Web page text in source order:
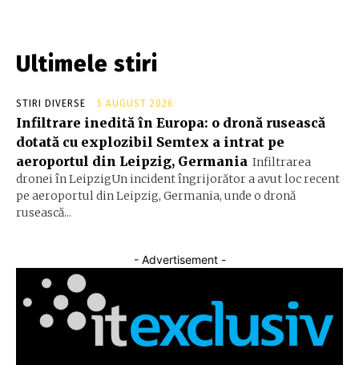
Ultimele stiri
STIRI DIVERSE 5 AUGUST 2026
Infiltrare inedită în Europa: o dronă rusească
dotată cu explozibil Semtex a intrat pe
aeroportul din Leipzig, Germania Infiltrarea
dronei în LeipzigUn incident îngrijorător a avut loc recent
pe aeroportul din Leipzig, Germania, unde o dronă
rusească...
- Advertisement -